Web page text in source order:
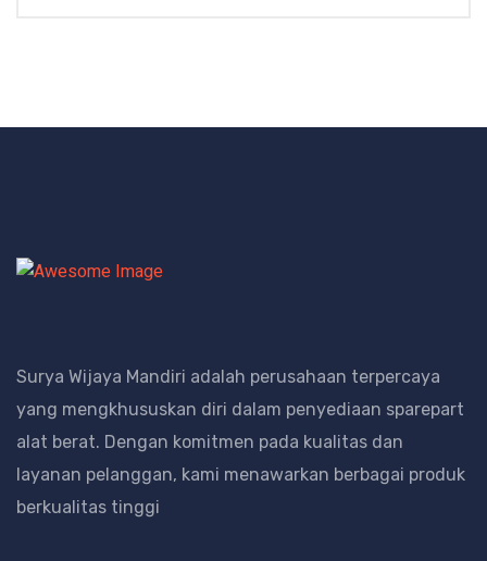
Surya Wijaya Mandiri adalah perusahaan terpercaya
yang mengkhususkan diri dalam penyediaan sparepart
alat berat. Dengan komitmen pada kualitas dan
layanan pelanggan, kami menawarkan berbagai produk
berkualitas tinggi